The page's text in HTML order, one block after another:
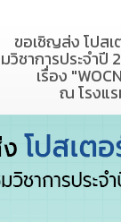
ขอเชิญส่ง โปสเ
มวิชาการประจำ
เรื่อง
ณ โรงแ